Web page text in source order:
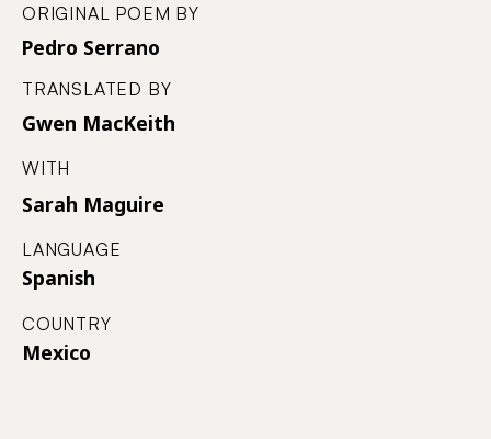
ORIGINAL POEM BY
Pedro Serrano
TRANSLATED BY
Gwen MacKeith
WITH
Sarah Maguire
LANGUAGE
Spanish
COUNTRY
Mexico